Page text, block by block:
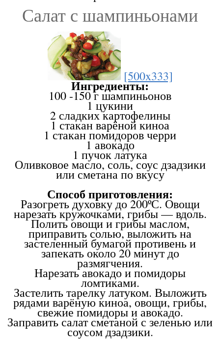
Салат с шампиньонами
[500x333]
Ингредиенты:
100 -150 г шампиньонов
1 цукини
2 сладких картофелины
1 стакан варёной киноа
1 стакан помидоров черри
1 авокадо
1 пучок латука
Оливковое масло, соль, соус дзадзики
или сметана по вкусу
Способ приготовления:
Разогреть духовку до 200ºС. Овощи
нарезать кружочками, грибы — вдоль.
Полить овощи и грибы маслом,
приправить солью, выложить на
застеленный бумагой противень и
запекать около 20 минут до
размягчения.
Нарезать авокадо и помидоры
ломтиками.
Застелить тарелку латуком. Выложить
рядами варёную киноа, овощи, грибы,
свежие помидоры и авокадо.
Заправить салат сметаной с зеленью или
соусом дзадзики.